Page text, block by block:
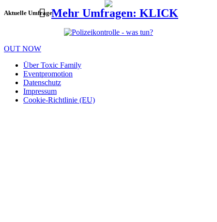
Aktuelle UmfrageMehr Umfragen: KLICK
OUT NOW
Über Toxic Family
Eventpromotion
Datenschutz
Impressum
Cookie-Richtlinie (EU)